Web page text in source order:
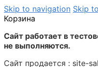
Skip to navigation Skip
Корзина
Сайт работает в
не выполняются.
Сайт продается : site-